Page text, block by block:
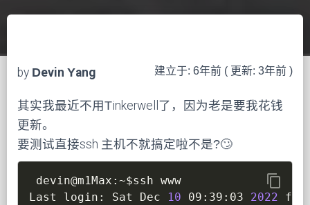
by Devin Yang 建立于: 6年前 ( 更新: 3年前 )
其实我最近不用Tinkerwell了，因为老是要我花钱
更新。
要测试直接ssh 主机不就搞定啦不是?🙄
content_copy
devin@m1Max:~$ssh www
Last login: Sat Dec
10 09:39:03 2022